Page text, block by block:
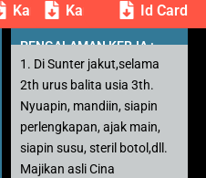
Kartu PesertaKartu PesertaId Card
PENGALAMAN KERJA :
1. Di Sunter jakut,selama
2th urus balita usia 3th.
Nyuapin, mandiin, siapin
perlengkapan, ajak main,
siapin susu, steril botol,dll.
Majikan asli Cina